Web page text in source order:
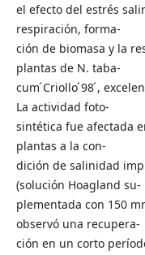
el efecto del estrés
respiración, forma-
ción de biomasa y la
plantas de N. taba-
cum ́Criollo ́98 ́,
La actividad foto-
sintética fue afectada
plantas a la con-
dición de salinidad
(solución Hoagland su-
plementada con 150
observó una recupera-
ción en un corto